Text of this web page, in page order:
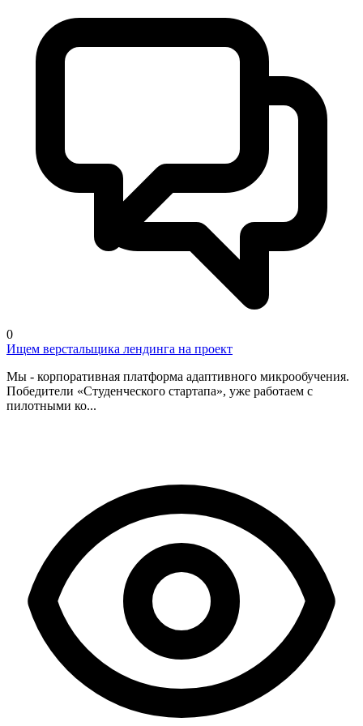
0
Ищем верстальщика лендинга на проект
Мы - корпоративная платформа адаптивного микрообучения.
Победители «Студенческого стартапа», уже работаем с
пилотными ко...